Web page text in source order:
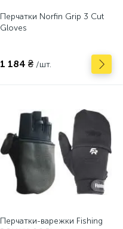
Перчатки Norfin Grip 3 Cut
Gloves
1 184 ₴ /шт.
Перчатки-варежки Fishing